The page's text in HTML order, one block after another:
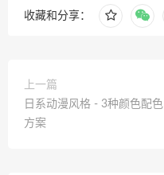
收藏和分享：
上一篇
日系动漫风格 - 3种颜色配色
方案